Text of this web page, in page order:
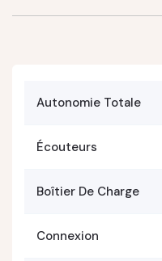
Autonomie Totale
Écouteurs
Boîtier De Charge
Connexion